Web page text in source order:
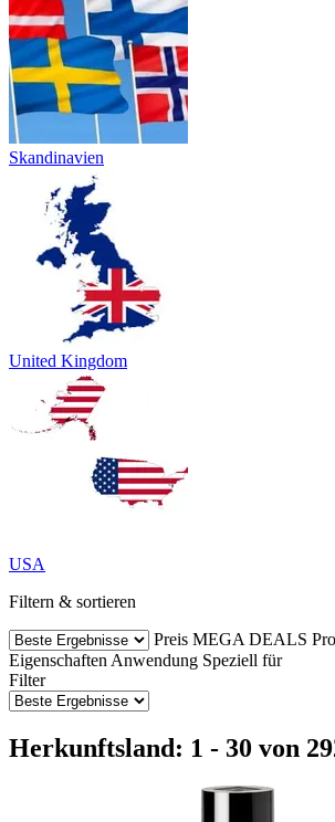
Skandinavien
United Kingdom
USA
Filtern & sortieren
Preis MEGA DEALS
Eigenschaften Anwendung Speziell für
Filter
Herkunftsland: 1 - 30 von